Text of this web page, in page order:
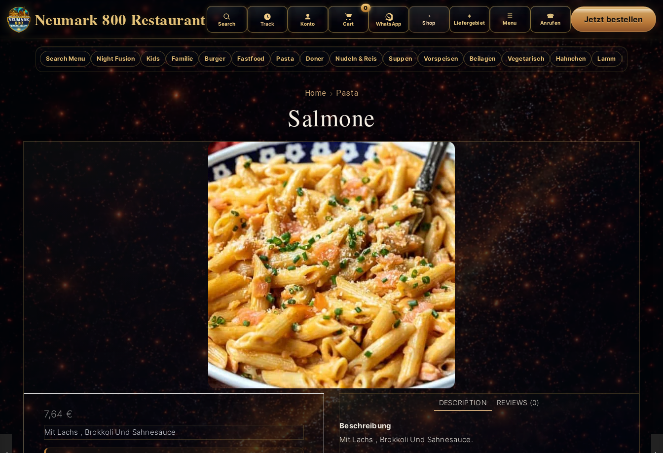
Neumark 800 Restaurant Menu
Shop Liefergebiet
Search Track Konto Cart
0
WhatsApp Anrufen Jetzt bestellen
Search Menu Night Fusion Kids Familie Burger Fastfood Pasta Doner Nudeln & Reis Suppen Vorspeisen Beilagen Vegetarisch Hahnchen Lamm Ente
Home Pasta
Salmone
7,64 €
Mit Lachs , Brokkoli Und Sahnesauce
DESCRIPTION REVIEWS (0)
Beschreibung
Mit Lachs , Brokkoli Und Sahnesauce.